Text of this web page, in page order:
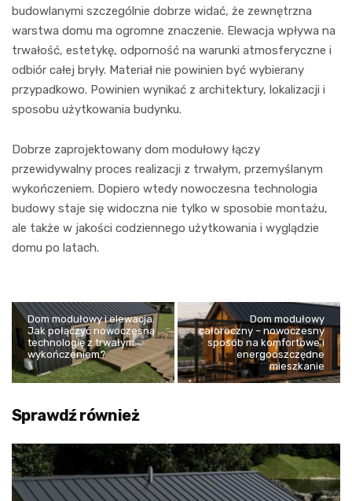
budowlanymi szczególnie dobrze widać, że zewnętrzna
warstwa domu ma ogromne znaczenie. Elewacja wpływa na
trwałość, estetykę, odporność na warunki atmosferyczne i
odbiór całej bryły. Materiał nie powinien być wybierany
przypadkowo. Powinien wynikać z architektury, lokalizacji i
sposobu użytkowania budynku.
Dobrze zaprojektowany dom modułowy łączy
przewidywalny proces realizacji z trwałym, przemyślanym
wykończeniem. Dopiero wtedy nowoczesna technologia
budowy staje się widoczna nie tylko w sposobie montażu,
ale także w jakości codziennego użytkowania i wyglądzie
domu po latach.
Dom modułowy i elewacja.
Jak połączyć nowoczesną
technologię z trwałym
wykończeniem?
Dom modułowy
całoroczny – nowoczesny
sposób na komfortowe i
energooszczędne
mieszkanie
Sprawdź również